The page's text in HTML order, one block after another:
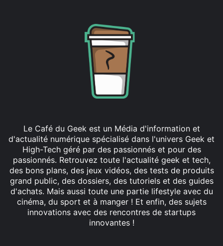
Le Café du Geek est un Média d'information et
d'actualité numérique spécialisé dans l'univers Geek et
High-Tech géré par des passionnés et pour des
passionnés. Retrouvez toute l'actualité geek et tech,
des bons plans, des jeux vidéos, des tests de produits
grand public, des dossiers, des tutoriels et des guides
d'achats. Mais aussi toute une partie lifestyle avec du
cinéma, du sport et à manger ! Et enfin, des sujets
innovations avec des rencontres de startups
innovantes !